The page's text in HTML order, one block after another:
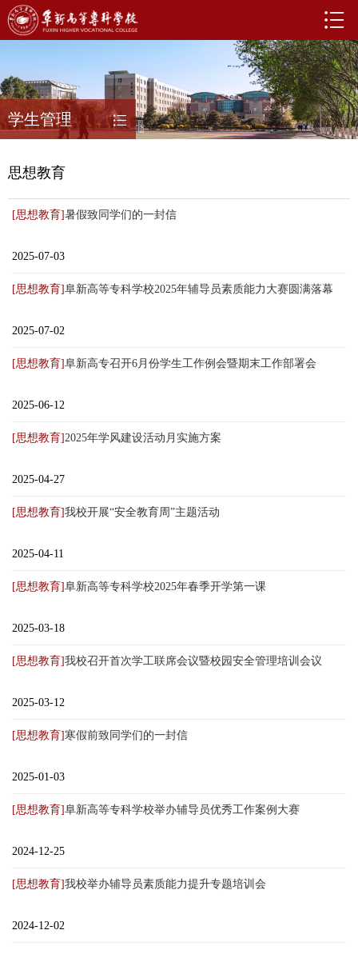
学生管理
思想教育
[思想教育]暑假致同学们的一封信
2025-07-03
[思想教育]阜新高等专科学校2025年辅导员素质能力大赛圆满落幕
2025-07-02
[思想教育]阜新高专召开6月份学生工作例会暨期末工作部署会
2025-06-12
[思想教育]2025年学风建设活动月实施方案
2025-04-27
[思想教育]我校开展“安全教育周”主题活动
2025-04-11
[思想教育]阜新高等专科学校2025年春季开学第一课
2025-03-18
[思想教育]我校召开首次学工联席会议暨校园安全管理培训会议
2025-03-12
[思想教育]寒假前致同学们的一封信
2025-01-03
[思想教育]阜新高等专科学校举办辅导员优秀工作案例大赛
2024-12-25
[思想教育]我校举办辅导员素质能力提升专题培训会
2024-12-02